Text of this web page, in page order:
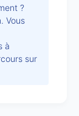
?
Vous
à
sur